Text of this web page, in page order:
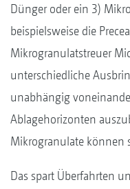
Dünger oder ein 3)
beispielsweise die
Mikrogranulatstreuer
unterschiedliche
unabhängig
Ablagehorizonten
Mikrogranulate können
Das spart Überfahrten